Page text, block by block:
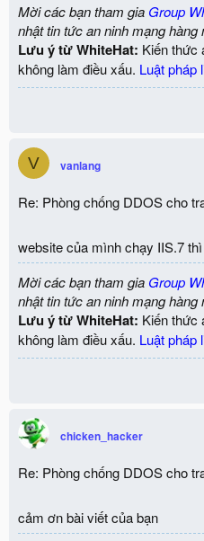
Mời các bạn tham gia Group
nhật tin tức an ninh mạng hàng
Lưu ý từ WhiteHat: Kiến thức
không làm điều xấu. Luật pháp
V vanlang
Re: Phòng chống DDOS cho
website của mình chạy IIS.7
Mời các bạn tham gia Group
nhật tin tức an ninh mạng hàng
Lưu ý từ WhiteHat: Kiến thức
không làm điều xấu. Luật pháp
chicken_hacker
Re: Phòng chống DDOS cho
cảm ơn bài viết của bạn